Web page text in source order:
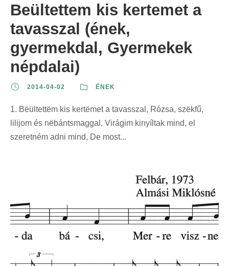
Beültettem kis kertemet a
tavasszal (ének,
gyermekdal, Gyermekek
népdalai)
2014-04-02 ÉNEK
1. Bëültettëm kis kertëmet a tavasszal, Rózsa, szëkfű,
lilijom és nëbántsmaggal, Virágim kinyíltak mind, el
szeretném adni mind, De most...